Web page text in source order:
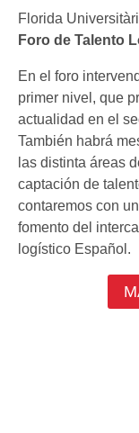
Florida
Foro de Talento
En el foro
primer nivel, que
actualidad en el
También habrá
las distinta áreas
captación de
contaremos con
fomento del
logístico Español.